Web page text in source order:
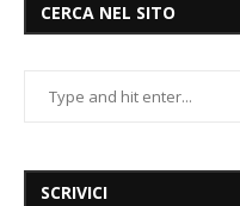
CERCA NEL SITO
SCRIVICI